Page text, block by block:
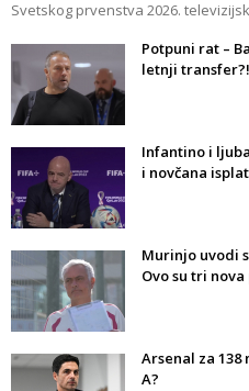
Svetskog prvenstva 2026.
Potpuni rat –
letnji transfer?!
Infantino i
i novčana
Murinjo uvodi
Ovo su tri
Arsenal za
A?